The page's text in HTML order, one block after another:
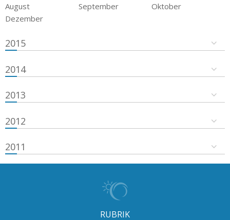
August
September
Oktober
Dezember
2015
2014
2013
2012
2011
RUBRIK